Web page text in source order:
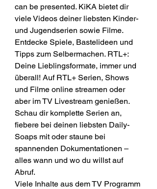
can be presented. KiKA bietet dir
viele Videos deiner liebsten Kinder-
und Jugendserien sowie Filme.
Entdecke Spiele, Bastelideen und
Tipps zum Selbermachen. RTL+:
Deine Lieblingsformate, immer und
überall! Auf RTL+ Serien, Shows
und Filme online streamen oder
aber im TV Livestream genießen.
Schau dir komplette Serien an,
fiebere bei deinen liebsten Daily-
Soaps mit oder staune bei
spannenden Dokumentationen –
alles wann und wo du willst auf
Abruf.
Viele Inhalte aus dem TV Programm